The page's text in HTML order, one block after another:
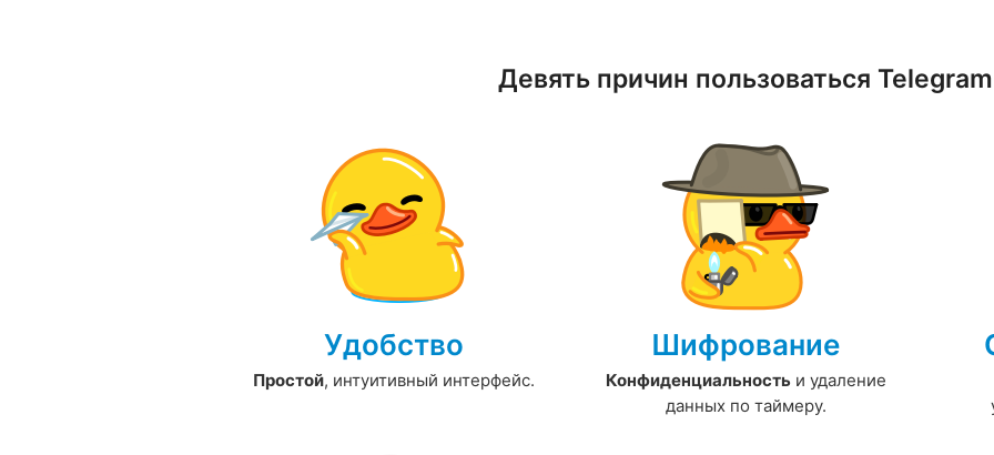
Девять причин пользоваться Telegram
Удобство
Простой, интуитивный интерфейс.
Шифрование
Конфиденциальностьи удаление
данных по таймеру.